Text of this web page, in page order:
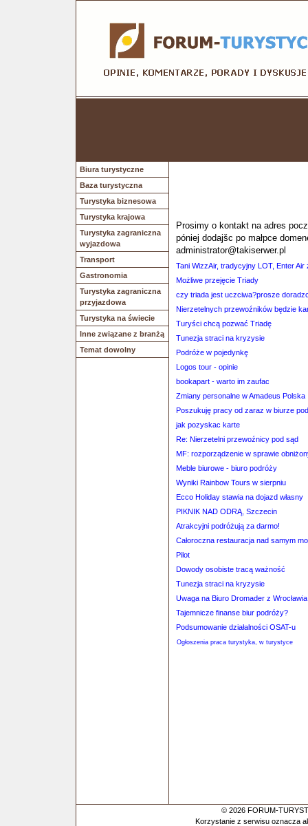
Biura turystyczne
Baza turystyczna
Turystyka biznesowa
Turystyka krajowa
Turystyka zagraniczna
wyjazdowa
Transport
Gastronomia
Turystyka zagraniczna
przyjazdowa
Turystyka na świecie
Inne związane z branżą
Temat dowolny
Prosimy o kontakt na adres
póniej dodajšc po małpce
administrator@takiserwer.pl
Tani WizzAir, tradycyjny LOT, Enter Air
Możliwe przejęcie Triady
czy triada jest uczciwa?prosze
Nierzetelnych przewoźników będzie
Turyści chcą pozwać Triadę
Tunezja straci na kryzysie
Podróże w pojedynkę
Logos tour - opinie
bookapart - warto im zaufac
Zmiany personalne w Amadeus Polska
Poszukuję pracy od zaraz w biurze
jak pozyskac karte
Re: Nierzetelni przewoźnicy pod sąd
MF: rozporządzenie w sprawie
Meble biurowe - biuro podróży
Wyniki Rainbow Tours w sierpniu
Ecco Holiday stawia na dojazd własny
PIKNIK NAD ODRĄ, Szczecin
Atrakcyjni podróżują za darmo!
Całoroczna restauracja nad samym
Pilot
Dowody osobiste tracą ważność
Tunezja straci na kryzysie
Uwaga na Biuro Dromader z Wrocławia
Tajemnicze finanse biur podróży?
Podsumowanie działalności OSAT-u
Ogłoszenia praca turystyka, w turystyce
© 2026 FORUM-
Korzystanie z serwisu oznacza